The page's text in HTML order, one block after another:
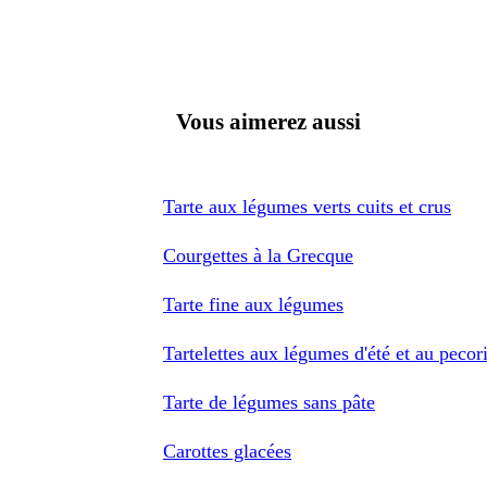
Vous aimerez aussi
Tarte aux légumes verts cuits et crus
Courgettes à la Grecque
Tarte fine aux légumes
Tartelettes aux légumes d'été et au
Tarte de légumes sans pâte
Carottes glacées